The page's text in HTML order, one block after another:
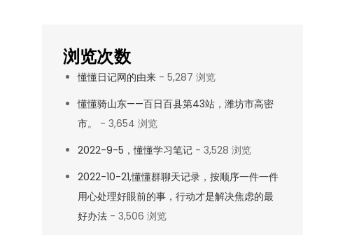
浏览次数
懂懂日记网的由来- 5,287 浏览
懂懂骑山东——百日百县第43站，潍坊市高密
市。
- 3,654 浏览
2022-9-5，懂懂学习笔记- 3,528 浏览
2022-10-21,懂懂群聊天记录，按顺序一件一件
用心处理好眼前的事，行动才是解决焦虑的最
好办法- 3,506 浏览